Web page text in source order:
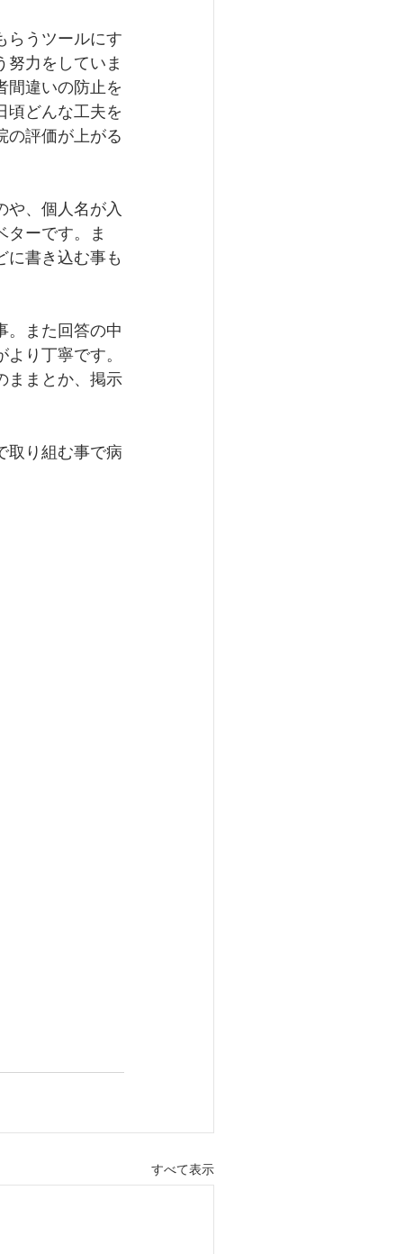
らうツールにす
努力をしていま
間違いの防止を
頃どんな工夫を
の評価が上がる
、個人名が入
ターです。ま
に書き込む事も
。また回答の中
り丁寧です。
ままとか、掲示
取り組む事で病
すべて表示